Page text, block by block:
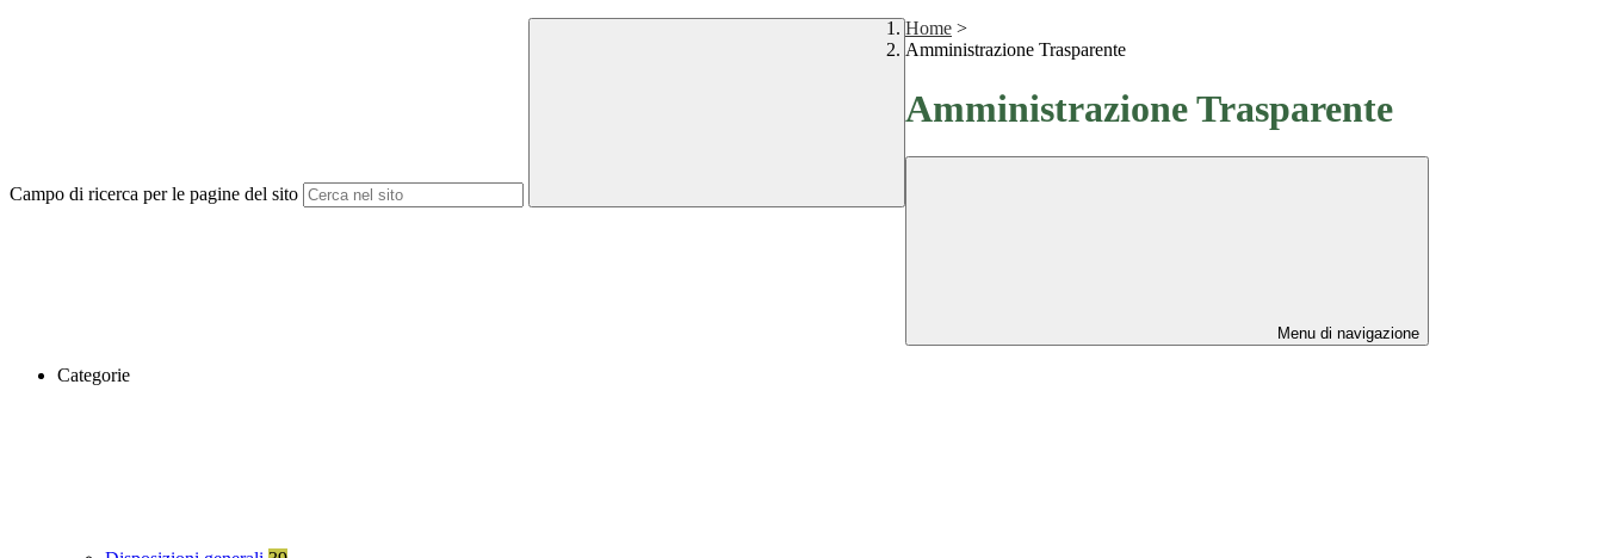
Campo di ricerca per le pagine del sito
Home >
Amministrazione Trasparente
Amministrazione Trasparente
Menu di navigazione
Categorie